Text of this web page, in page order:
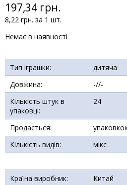
197,34 грн.
8,22 грн. за 1 шт.
Немає в наявності
Тип іграшки:
дитяча
Довжина:
-//-
Кількість штук в
упаковці:
24
Продається:
Кількість видів:
мікс
Країна виробник: Китай